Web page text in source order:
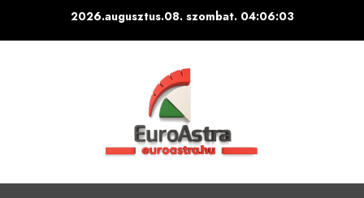
2026.augusztus.08. szombat. 04:06:04